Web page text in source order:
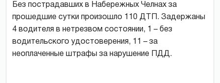
Без пострадавших в Набережных Челнах за
прошедшие сутки произошло 110 ДТП. Задержаны
4 водителя в нетрезвом состоянии, 1 – без
водительского удостоверения, 11 – за
неоплаченные штрафы за нарушение ПДД.